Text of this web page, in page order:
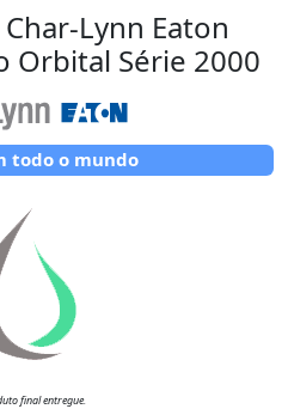
Lynn Eaton
Orbital Série 2000
todo o mundo
final entregue.